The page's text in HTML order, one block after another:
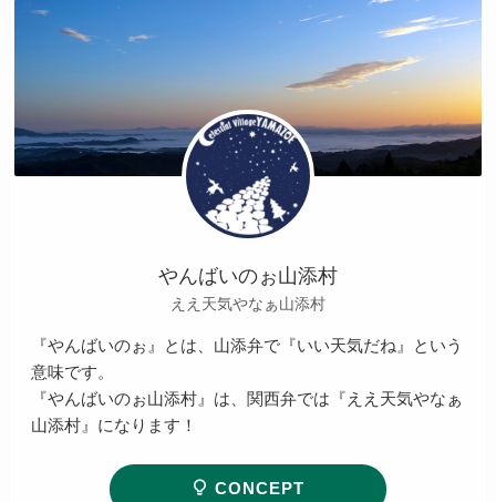
やんばいのぉ山添村
ええ天気やなぁ山添村
『やんばいのぉ』とは、山添弁で『いい天気だね』という
意味です。
『やんばいのぉ山添村』は、関西弁では『ええ天気やなぁ
山添村』になります！
CONCEPT